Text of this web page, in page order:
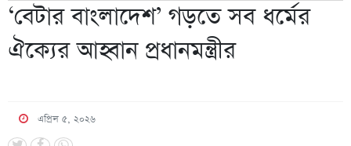
‘বেটার বাংলাদেশ’ গড়তে সব ধর্মের
ঐক্যের আহ্বান প্রধানমন্ত্রীর
এপ্রিল ৫, ২০২৬